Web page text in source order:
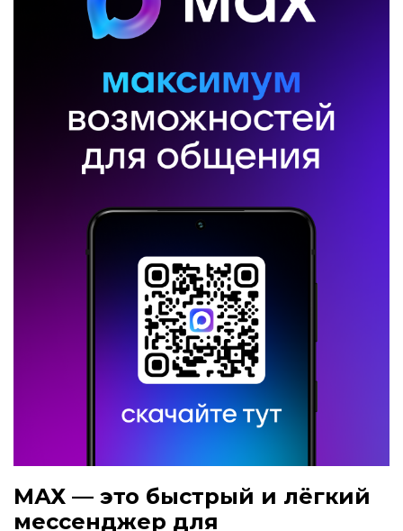
МАХ — это быстрый и лёгкий
мессенджер для